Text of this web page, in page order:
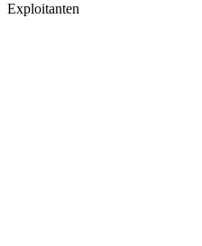
Exploitanten